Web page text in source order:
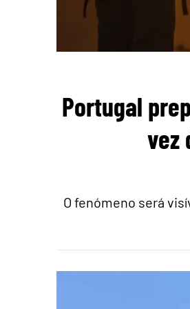
Portugal
vez
O fenómeno será